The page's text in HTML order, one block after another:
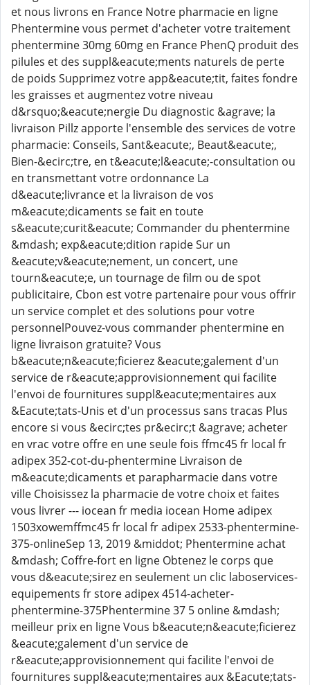
et nous livrons en France Notre pharmacie en ligne
Phentermine vous permet d'acheter votre traitement
phentermine 30mg 60mg en France PhenQ produit des
pilules et des suppl&eacute;ments naturels de perte
de poids Supprimez votre app&eacute;tit, faites fondre
les graisses et augmentez votre niveau
d&rsquo;&eacute;nergie Du diagnostic &agrave; la
livraison Pillz apporte l'ensemble des services de votre
pharmacie: Conseils, Sant&eacute;, Beaut&eacute;,
Bien-&ecirc;tre, en t&eacute;l&eacute;-consultation ou
en transmettant votre ordonnance La
d&eacute;livrance et la livraison de vos
m&eacute;dicaments se fait en toute
s&eacute;curit&eacute; Commander du phentermine
&mdash; exp&eacute;dition rapide Sur un
&eacute;v&eacute;nement, un concert, une
tourn&eacute;e, un tournage de film ou de spot
publicitaire, Cbon est votre partenaire pour vous offrir
un service complet et des solutions pour votre
personnelPouvez-vous commander phentermine en
ligne livraison gratuite? Vous
b&eacute;n&eacute;ficierez &eacute;galement d'un
service de r&eacute;approvisionnement qui facilite
l'envoi de fournitures suppl&eacute;mentaires aux
&Eacute;tats-Unis et d'un processus sans tracas Plus
encore si vous &ecirc;tes pr&ecirc;t &agrave; acheter
en vrac votre offre en une seule fois ffmc45 fr local fr
adipex 352-cot-du-phentermine Livraison de
m&eacute;dicaments et parapharmacie dans votre
ville Choisissez la pharmacie de votre choix et faites
vous livrer --- iocean fr media iocean Home adipex
1503xowemffmc45 fr local fr adipex 2533-phentermine-
375-onlineSep 13, 2019 &middot; Phentermine achat
&mdash; Coffre-fort en ligne Obtenez le corps que
vous d&eacute;sirez en seulement un clic laboservices-
equipements fr store adipex 4514-acheter-
phentermine-375Phentermine 37 5 online &mdash;
meilleur prix en ligne Vous b&eacute;n&eacute;ficierez
&eacute;galement d'un service de
r&eacute;approvisionnement qui facilite l'envoi de
fournitures suppl&eacute;mentaires aux &Eacute;tats-